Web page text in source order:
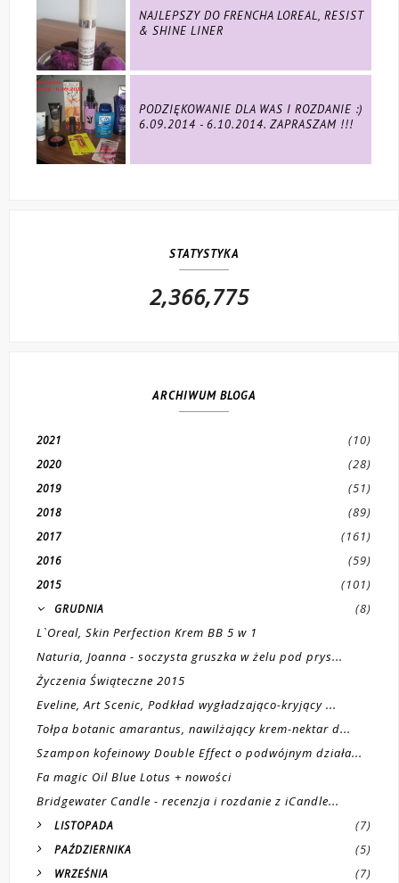
NAJLEPSZY DO FRENCHA LOREAL, RESIST
& SHINE LINER
PODZIĘKOWANIE DLA WAS I ROZDANIE :)
6.09.2014 - 6.10.2014. ZAPRASZAM !!!
STATYSTYKA
2,366,775
ARCHIWUM BLOGA
2021 (10)
2020 (28)
2019 (51)
2018 (89)
2017 (161)
2016 (59)
2015 (101)
GRUDNIA
(8)
L`Oreal, Skin Perfection Krem BB 5 w 1
Naturia, Joanna - soczysta gruszka w żelu pod prys...
Życzenia Świąteczne 2015
Eveline, Art Scenic, Podkład wygładzająco-kryjący ...
Tołpa botanic amarantus, nawilżający krem-nektar d...
Szampon kofeinowy Double Effect o podwójnym działa...
Fa magic Oil Blue Lotus + nowości
Bridgewater Candle - recenzja i rozdanie z iCandle...
LISTOPADA (7)
PAŹDZIERNIKA (5)
WRZEŚNIA (7)